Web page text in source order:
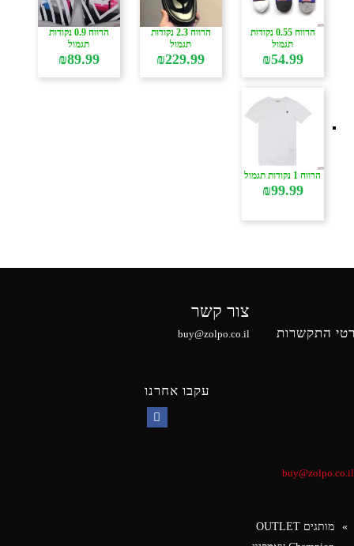
הרווח 0.55 נקודות
תגמול
₪54.99
הרווח 2.3 נקודות
תגמול
₪229.99
הרווח 0.9 נקודות
תגמול
₪89.99
הרווח 1 נקודות תגמול
₪99.99
התקשרות
צור קשר
buy@zolpo.co.il
עקבו אחרנו
buy@zolpo.co.il
מותגים OUTLET